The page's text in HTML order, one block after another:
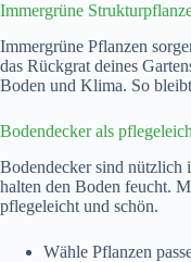
Immergrüne
Immergrüne Pflanzen
das Rückgrat deines
Boden und Klima. So
Bodendecker als
Bodendecker sind nützlich
halten den Boden feucht.
pflegeleicht und schön.
Wähle Pflanzen